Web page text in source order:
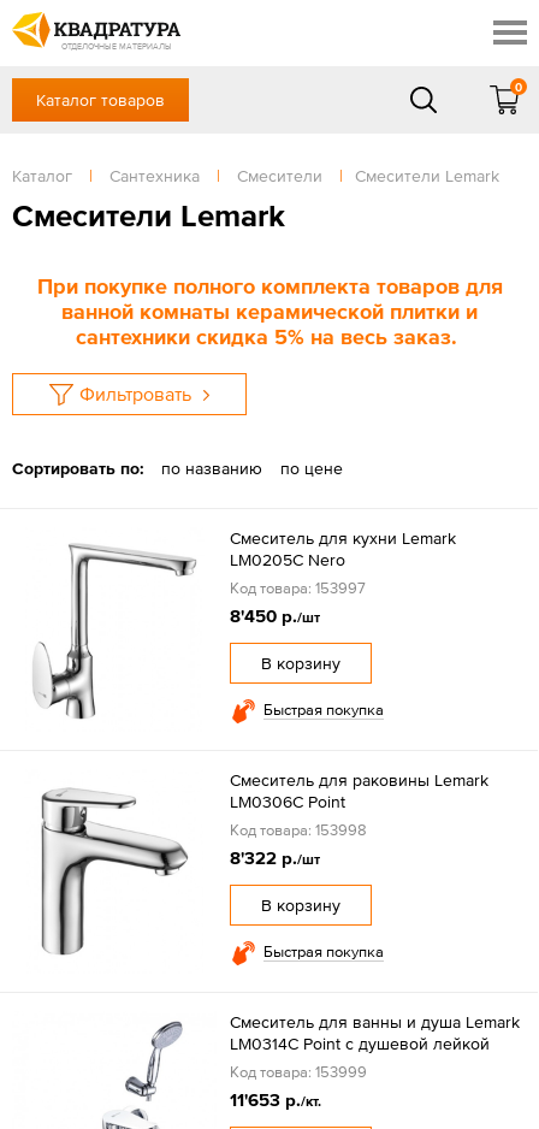
ОТДЕЛОЧНЫЕ МАТЕРИАЛЫ
Профи
Акции
Готовые решения
Доставка и оплата
Отзывы
+7 918 999 1656
Сб, Вс — выходной
ЗАКАЗАТЬ ЗВОНОК
Каталог товаров
0
Каталог | Сантехника | Смесители | Смесители Lemark
Смесители Lemark
При покупке полного комплекта товаров для
ванной комнаты керамической плитки и
сантехники скидка 5% на весь заказ.
Фильтровать
Сортировать по: по названию по цене
Смеситель для кухни Lemark
LM0205C Nero
Код товара: 153997
8'450 р./шт
В корзину
Быстрая покупка
Смеситель для раковины Lemark
LM0306C Point
Код товара: 153998
8'322 р./шт
В корзину
Быстрая покупка
Смеситель для ванны и душа Lemark
LM0314C Point с душевой лейкой
Код товара: 153999
11'653 р./кт.